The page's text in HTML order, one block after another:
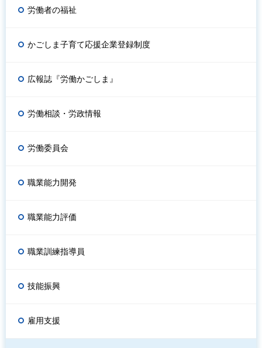
労働者の福祉
かごしま子育て応援企業登録制度
広報誌『労働かごしま』
労働相談・労政情報
労働委員会
職業能力開発
職業能力評価
職業訓練指導員
技能振興
雇用支援